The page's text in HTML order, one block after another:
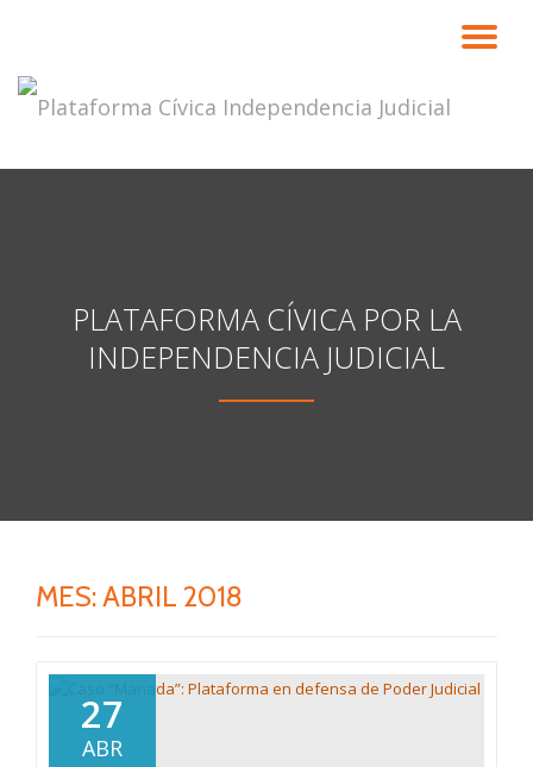
contenido
PLATAFORMA CÍVICA POR LA
INDEPENDENCIA JUDICIAL
MES:ABRIL 2018
27
ABR